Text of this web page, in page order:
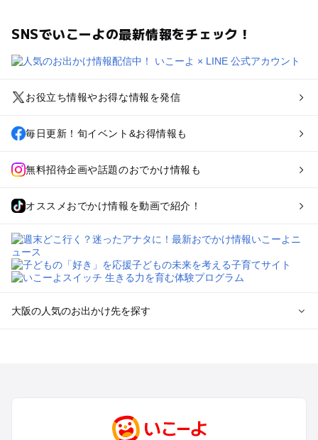
SNSでいこーよの最新情報をチェック！
お役立ち情報やお得な情報を発信
毎日更新！旬イベント&お得情報も
無料招待企画や話題のおでかけ情報も
オススメおでかけ情報を動画で紹介！
大阪の人気のお出かけ先を探す
梅田・キタ・淀屋橋・本町・福島のプールお出かけ